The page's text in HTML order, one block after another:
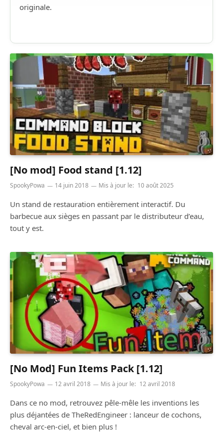
originale.
[No mod] Food stand [1.12]
SpookyPowa 14 juin 2018 Mis à jour le: 10 août 2025
Un stand de restauration entièrement interactif. Du
barbecue aux sièges en passant par le distributeur d’eau,
tout y est.
[No Mod] Fun Items Pack [1.12]
SpookyPowa 12 avril 2018 Mis à jour le: 12 avril 2018
Dans ce no mod, retrouvez pêle-mêle les inventions les
plus déjantées de TheRedEngineer : lanceur de cochons,
cheval arc-en-ciel, et bien plus !